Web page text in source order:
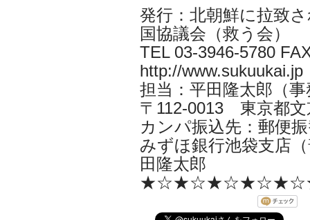
発行：北朝鮮に拉致
国協議会（救う会）
TEL 03-3946-5780
http://www.sukuukai.jp
担当：平田隆太郎（
〒112-0013 東京都文
カンパ振込先：郵便
みずほ銀行池袋支店
田隆太郎